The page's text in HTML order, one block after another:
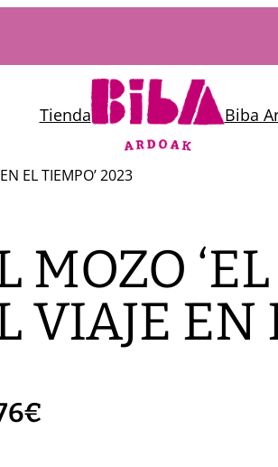
Tienda Biba
EL TIEMPO’ 2023
MOZO
VIAJE EN
€